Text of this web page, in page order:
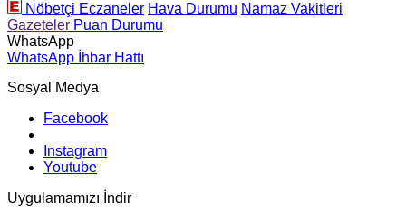
Nöbetçi Eczaneler Hava Durumu Namaz Vakitleri
Gazeteler Puan Durumu
WhatsApp
WhatsApp İhbar Hattı
Sosyal Medya
Facebook
Instagram
Youtube
Uygulamamızı İndir